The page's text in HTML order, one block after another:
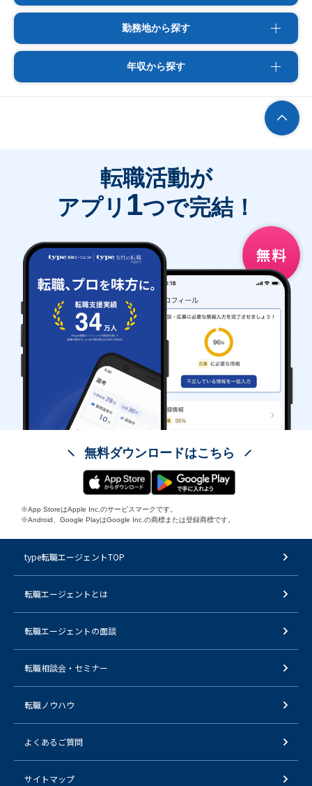
勤務地から探す
年収から探す
転職活動が
アプリ 1つで完結！
無料ダウンロードはこちら
※App StoreはApple Inc.のサービスマークです。
※Android、Google PlayはGoogle Inc.の商標または登録商標です。
type転職エージェントTOP
転職エージェントとは
転職エージェントの面談
転職相談会・セミナー
転職ノウハウ
よくあるご質問
サイトマップ